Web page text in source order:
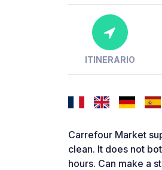
ITINERARIO
Carrefour Market
clean. It does not
hours. Can make a